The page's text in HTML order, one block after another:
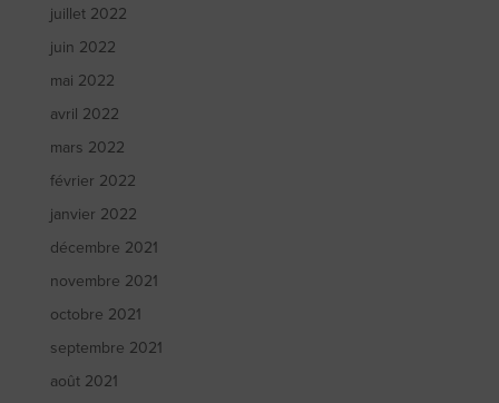
juillet 2022
juin 2022
mai 2022
avril 2022
mars 2022
février 2022
janvier 2022
décembre 2021
novembre 2021
octobre 2021
septembre 2021
août 2021